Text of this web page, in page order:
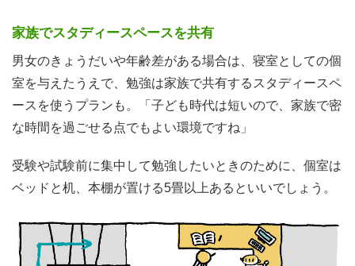
家族でスタディースペースを共有
男女のきょうだいや年齢差がある場合は、寝室としての個
室を与えたうえで、勉強は家族で共有するスタディースペ
ースを使うプランも。「子ども時代は短いので、家族で密
な時間を過ごせる点でもよい環境ですね」
受験や試験前に集中して勉強したいときのために、個室は
ベッドと机、本棚が置ける5畳以上あるといいでしょう。